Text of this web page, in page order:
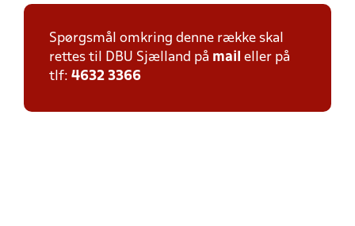
Spørgsmål omkring denne række skal
rettes til DBU Sjælland på mail eller på
tlf: 4632 3366